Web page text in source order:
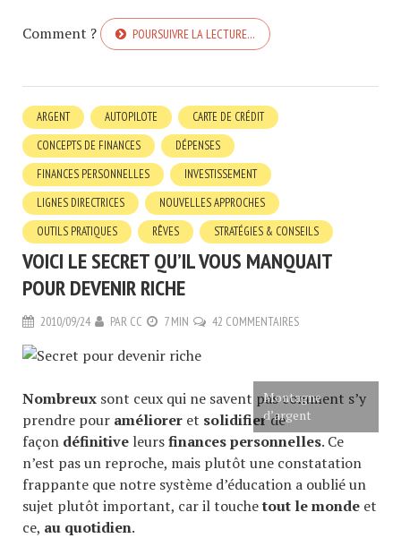
Comment ? POURSUIVRE LA LECTURE…
ARGENT AUTOPILOTE
CARTE DE CRÉDIT
CONCEPTS DE FINANCES
DÉPENSES
FINANCES PERSONNELLES
INVESTISSEMENT
LIGNES DIRECTRICES
NOUVELLES APPROCHES
OUTILS PRATIQUES
RÊVES STRATÉGIES & CONSEILS
VOICI LE SECRET QU’IL VOUS MANQUAIT
POUR DEVENIR RICHE
2010/09/24 PAR CC 7 MIN 42 COMMENTAIRES
Montagne
d’argent
Nombreux sont ceux qui ne savent pas comment s’y
prendre pour améliorer et solidifierde
façon définitive leursfinances personnelles. Ce
n’est pas un reproche, mais plutôt une constatation
frappante que notre système d’éducation a oublié un
sujet plutôt important, car il touchetout le monde et
ce, au quotidien.